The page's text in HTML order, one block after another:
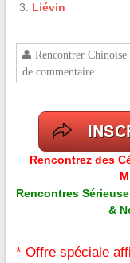
Liévin
Rencontrer Chinoise
de commentaire
Rencontrez des
Rencontres
&
* Offre spéciale